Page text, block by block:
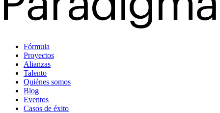
Fórmula
Proyectos
Alianzas
Talento
Quiénes somos
Blog
Eventos
Casos de éxito